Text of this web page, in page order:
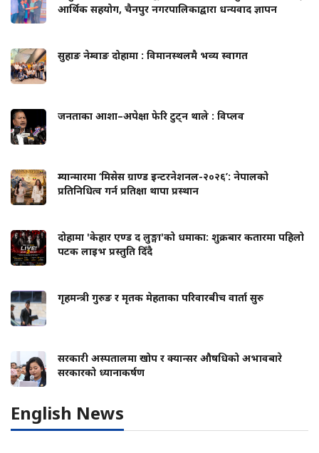
आर्थिक सहयोग, चैनपुर नगरपालिकाद्वारा धन्यवाद ज्ञापन
सुहाङ नेम्वाङ दोहामा : विमानस्थलमै भव्य स्वागत
जनताका आशा–अपेक्षा फेरि टुट्न थाले : विप्लव
म्यान्मारमा ‘मिसेस ग्राण्ड इन्टरनेशनल-२०२६’: नेपालको
प्रतिनिधित्व गर्न प्रतिक्षा थापा प्रस्थान
दोहामा 'केहार एण्ड द लुङ्गा'को धमाका: शुक्रबार कतारमा पहिलो
पटक लाइभ प्रस्तुति दिँदै
गृहमन्त्री गुरुङ र मृतक मेहताका परिवारबीच वार्ता सुरु
सरकारी अस्पतालमा खोप र क्यान्सर औषधिको अभावबारे
सरकारको ध्यानाकर्षण
English News